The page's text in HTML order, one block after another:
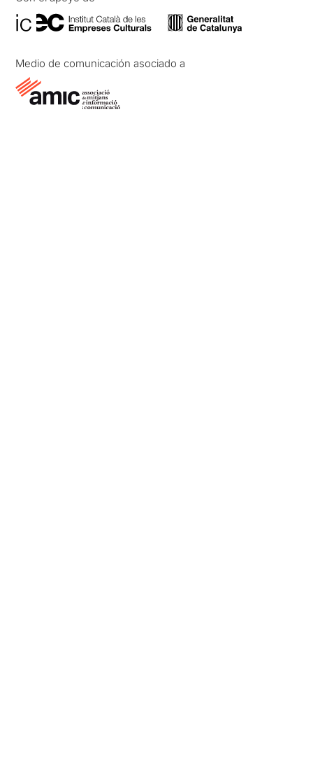
Medio de comunicación asociado a